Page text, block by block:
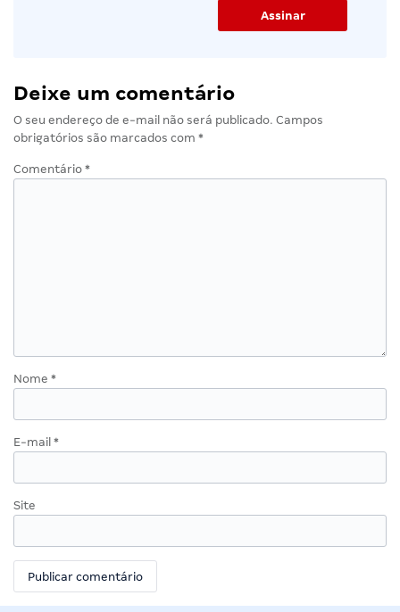
Deixe um comentário
O seu endereço de e-mail não será publicado. Campos
obrigatórios são marcados com *
Comentário *
Nome *
E-mail *
Site